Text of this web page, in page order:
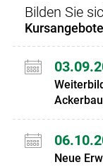
Bilden Sie
Kursangebote
Ackerbau
Neue